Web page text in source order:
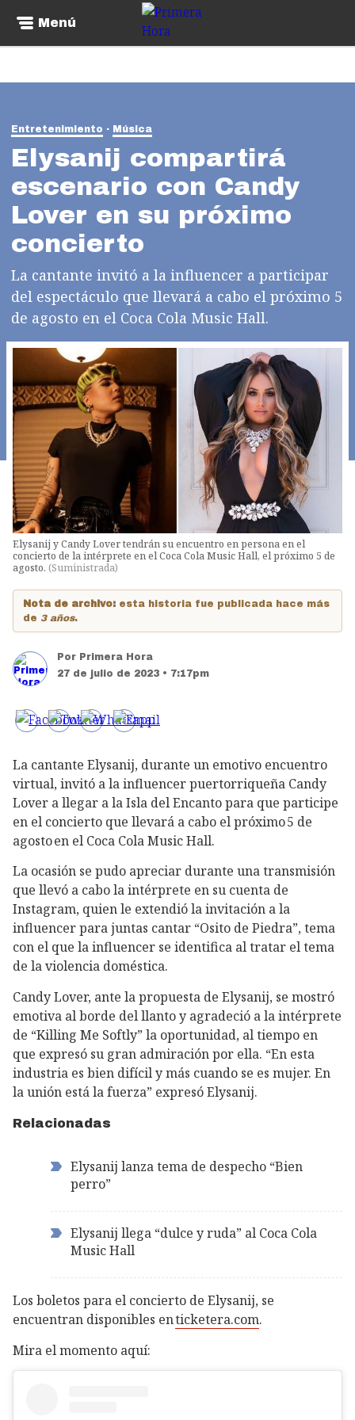
Menú
Entretenimiento Música
Elysanij compartirá
escenario con Candy
Lover en su próximo
concierto
La cantante invitó a la influencer a participar
del espectáculo que llevará a cabo el próximo 5
de agosto en el Coca Cola Music Hall.
Elysanij y Candy Lover tendrán su encuentro en persona en el
concierto de la intérprete en el Coca Cola Music Hall, el próximo 5 de
agosto. (Suministrada)
Nota de archivo: esta historia fue publicada hace más
de 3 años.
Por Primera Hora
27 de julio de 2023 • 7:17pm
La cantante Elysanij, durante un emotivo encuentro
virtual, invitó a la influencer puertorriqueña Candy
Lover a llegar a la Isla del Encanto para que participe
en el concierto que llevará a cabo el próximo 5 de
agosto en el Coca Cola Music Hall.
La ocasión se pudo apreciar durante una transmisión
que llevó a cabo la intérprete en su cuenta de
Instagram, quien le extendió la invitación a la
influencer para juntas cantar “Osito de Piedra”, tema
con el que la influencer se identifica al tratar el tema
de la violencia doméstica.
Candy Lover, ante la propuesta de Elysanij, se mostró
emotiva al borde del llanto y agradeció a la intérprete
de “Killing Me Softly” la oportunidad, al tiempo en
que expresó su gran admiración por ella. “En esta
industria es bien difícil y más cuando se es mujer. En
la unión está la fuerza” expresó Elysanij.
Relacionadas
Elysanij lanza tema de despecho “Bien
perro”
Elysanij llega “dulce y ruda” al Coca Cola
Music Hall
Los boletos para el concierto de Elysanij, se
encuentran disponibles enticketera.com.
Mira el momento aquí: